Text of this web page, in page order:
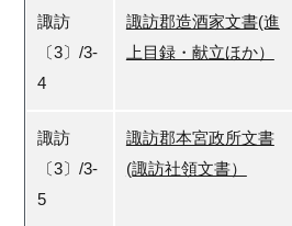
諏訪
〔3〕/3-
4
諏訪郡造酒家文書(進
上目録・献立ほか）
諏訪
〔3〕/3-
5
諏訪郡本宮政所文書
(諏訪社領文書）